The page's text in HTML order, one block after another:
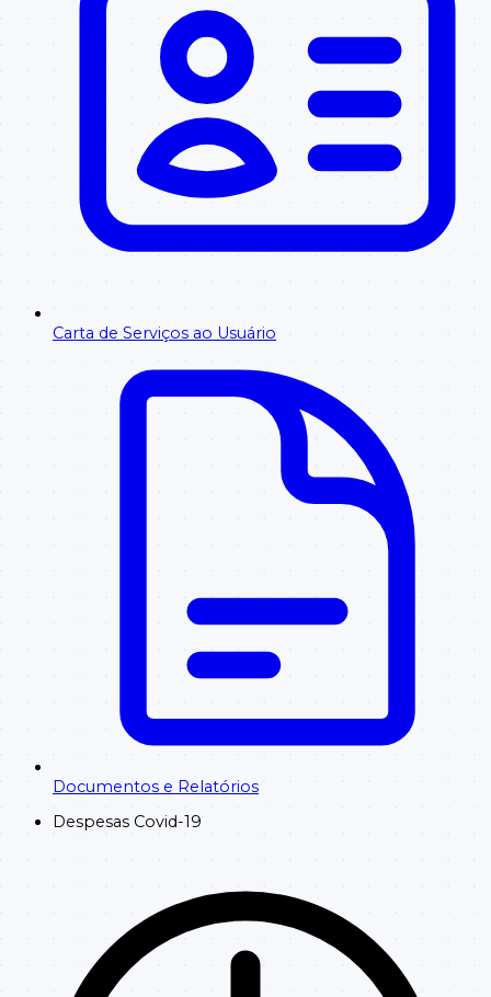
Carta de Serviços ao Usuário
Documentos e Relatórios
Despesas Covid-19